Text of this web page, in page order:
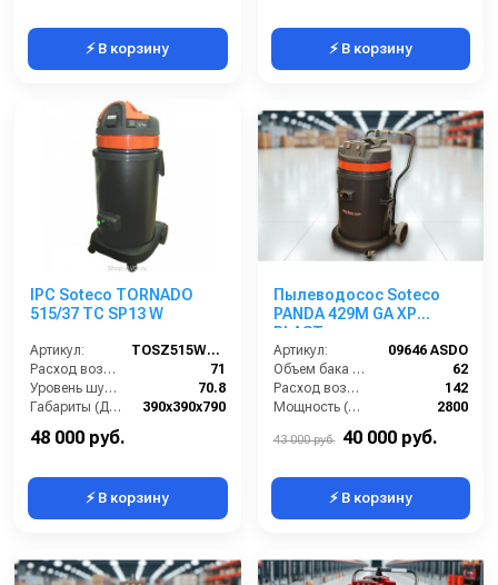
⚡ В корзину ⚡ В корзину
IPC Soteco TORNADO
515/37 TC SP13 W
Артикул:
TOSZ515W37TCAI
Расход воздуха (л/сек):
71
Уровень шума (дБ(А)):
70.8
Габариты (ДхШхВ):
390х390х790
Мощность (кВт):
48 000 руб.
⚡ В корзину
Пылеводосос Soteco
PANDA 429M GA XP
PLAST
Артикул:
09646 ASDO
Объем бака (л):
62
Расход воздуха (л/сек):
142
Мощность (Вт):
2800
43 000 руб. 40 000 руб.
⚡ В корзину